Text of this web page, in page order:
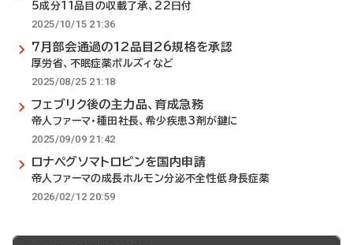
5成分11品目の収載了承、22日付
2025/10/15 21:36
7月部会通過の12品目26規格を承認
厚労省、不眠症薬ボルズィなど
2025/08/25 21:18
フェブリク後の主力品、育成急務
帝人ファーマ・種田社長、希少疾患3剤が鍵に
2025/09/09 21:42
ロナペグソマトロピンを国内申請
帝人ファーマの成長ホルモン分泌不全性低身長症薬
2026/02/12 20:59